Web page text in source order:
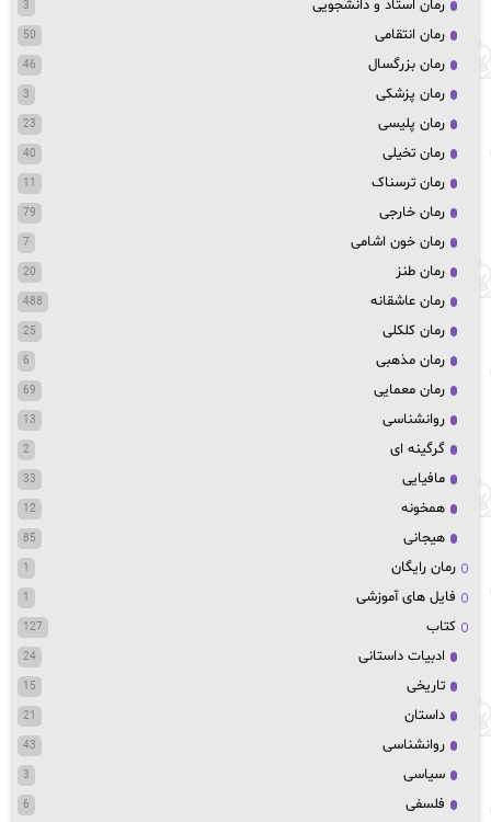
رمان استاد و دانشجویی 3
رمان انتقامی 50
رمان بزرگسال 46
رمان پزشکی 3
رمان پلیسی 23
رمان تخیلی 40
رمان ترسناک 11
رمان خارجی 79
رمان خون اشامی 7
رمان طنز 20
رمان عاشقانه 488
رمان کلکلی 25
رمان مذهبی 6
رمان معمایی 69
روانشناسی 13
گرگینه ای 2
مافیایی 33
همخونه 12
هیجانی 85
رمان رایگان 1
فایل های آموزشی 1
کتاب 127
ادبیات داستانی 24
تاریخی 15
داستان 21
روانشناسی 43
سیاسی 3
فلسفی 6